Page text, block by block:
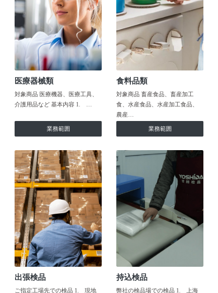
医療器械類
対象商品 医療機器、医療工具、
介護用品など 基本内容 1. …
業務範囲
食料品類
対象商品 畜産食品、畜産加工
食、水産食品、水産加工食品、
農産…
業務範囲
出張検品
ご指定工場先での検品 1. 現地
持込検品
弊社の検品場での検品 1. 上海